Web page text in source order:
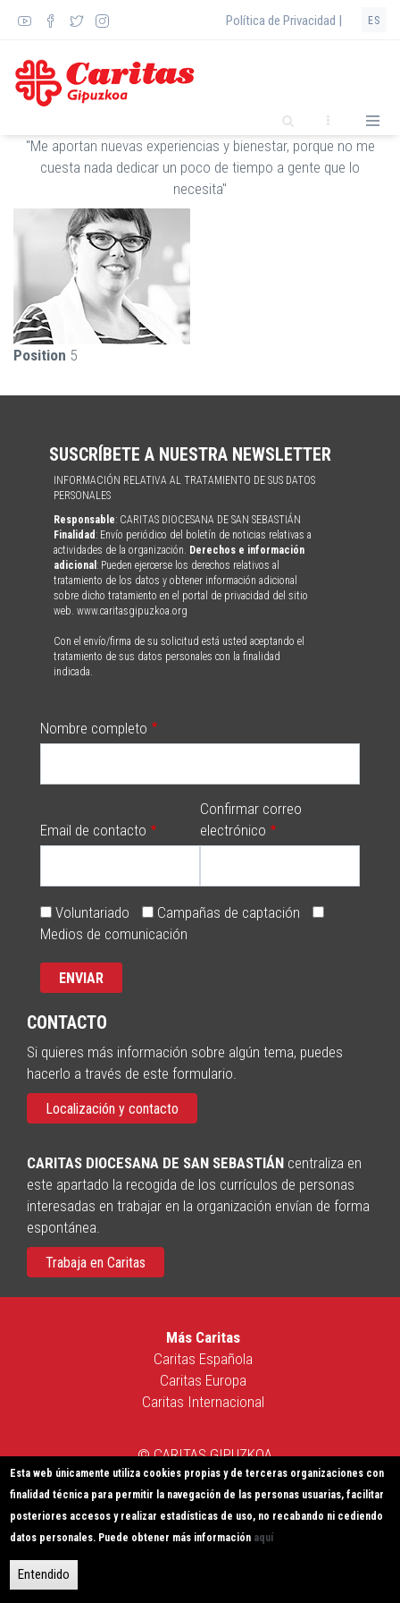
principal
Política de Privacidad | ES
"Me aportan nuevas experiencias y bienestar, porque no me
cuesta nada dedicar un poco de tiempo a gente que lo
necesita"
Position 5
SUSCRÍBETE A NUESTRA NEWSLETTER
INFORMACIÓN RELATIVA AL TRATAMIENTO DE SUS DATOS
PERSONALES
Responsable: CARITAS DIOCESANA DE SAN SEBASTIÁN
Finalidad : Envío periódico del boletín de noticias relativas a
actividades de la organización. Derechos e información
adicional : Pueden ejercerse los derechos relativos al
tratamiento de los datos y obtener información adicional
sobre dicho tratamiento en el portal de privacidad del sitio
web. www.caritasgipuzkoa.org
Con el envío/firma de su solicitud está usted aceptando el
tratamiento de sus datos personales con la finalidad
indicada.
Nombre completo
Email de contacto
Confirmar correo
electrónico
Voluntariado
Campañas de captación
Medios de comunicación
CONTACTO
Si quieres más información sobre algún tema, puedes
hacerlo a través de este formulario.
Localización y contacto
CARITAS DIOCESANA DE SAN SEBASTIÁN centraliza en
este apartado la recogida de los currículos de personas
interesadas en trabajar en la organización envían de forma
espontánea.
Trabaja en Caritas
Más Caritas
Caritas Española
Caritas Europa
Caritas Internacional
© CARITAS GIPUZKOA
Política de Privacidad|Política de Cookies|Aviso Legal|
Sistema Interno de Información
Paseo Salamanca nº 2, 20003-Donostia | Tel: 943 44 07 44 |
idazkari@caritasgi.org
Esta web únicamente utiliza cookies propias y de terceras organizaciones con
finalidad técnica para permitir la navegación de las personas usuarias, facilitar
posteriores accesos y realizar estadísticas de uso, no recabando ni cediendo
datos personales. Puede obtener más información aquí
Entendido